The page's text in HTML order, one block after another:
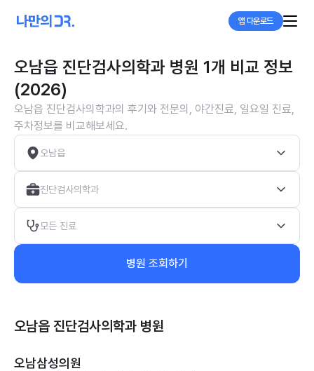
앱 다운로드
오남읍 진단검사의학과 병원 1개 비교 정보
(2026)
오남읍 진단검사의학과의 후기와 전문의, 야간진료, 일요일 진료,
주차정보를 비교해보세요.
오남읍
진단검사의학과
모든 진료
병원 조회하기
오남읍 진단검사의학과 병원
오남삼성의원